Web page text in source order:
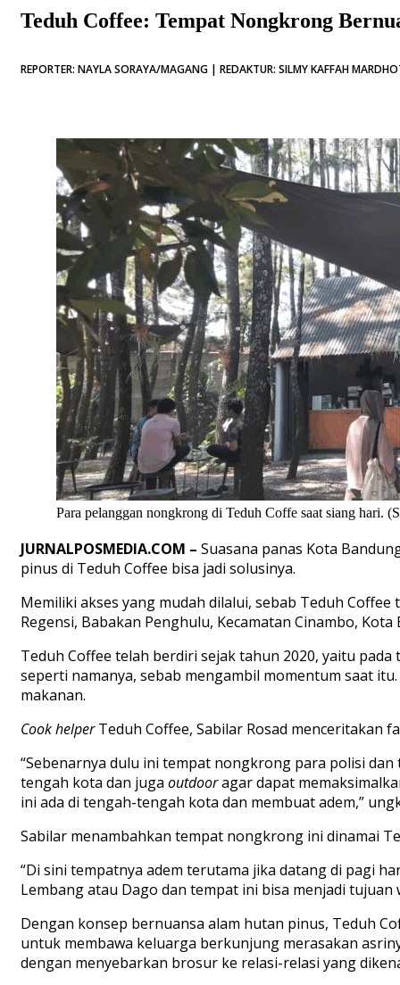
Teduh Coffee: Tempat Nongkrong
REPORTER: NAYLA SORAYA/MAGANG | REDAKTUR: SILMY KAFFAH
Para pelanggan nongkrong di Teduh Coffe saat siang hari.
JURNALPOSMEDIA.COM – Suasana panas Kota
pinus di Teduh Coffee bisa jadi solusinya.
Memiliki akses yang mudah dilalui, sebab Teduh Coffee
Regensi, Babakan Penghulu, Kecamatan Cinambo, Kota
Teduh Coffee telah berdiri sejak tahun 2020, yaitu pada
seperti namanya, sebab mengambil momentum saat
makanan.
Cook helperTeduh Coffee, Sabilar Rosad menceritakan
“Sebenarnya dulu ini tempat nongkrong para polisi
tengah kota dan juga outdooragar dapat
ini ada di tengah-tengah kota dan membuatadem,”
Sabilar menambahkan tempat nongkrong ini dinamai
“Di sini tempatnya adem terutama jika datang di pagi
Lembang atau Dago dan tempat ini bisa menjadi tujuan
Dengan konsep bernuansa alam hutan pinus, Teduh
untuk membawa keluarga berkunjung merasakan
dengan menyebarkan brosur ke relasi-relasi yang